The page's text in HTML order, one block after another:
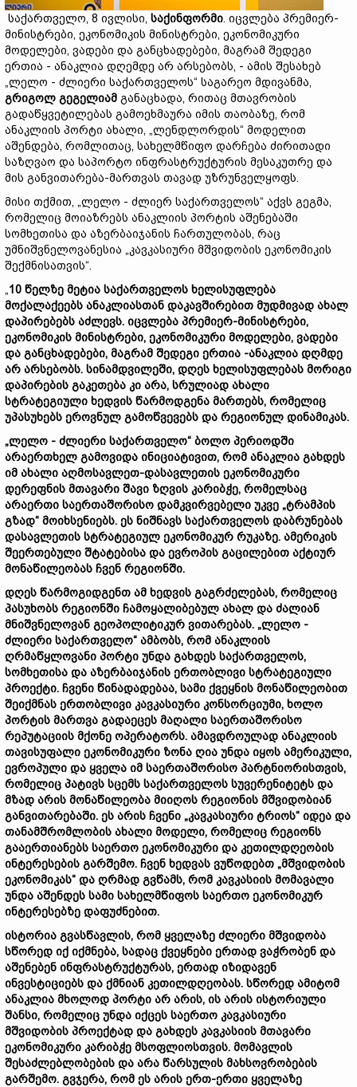
საქართველო, 8 ივლისი, საქინფორმი. იცვლება პრემიერ-
მინისტრები, ეკონომიკის მინისტრები, ეკონომიკური
მოდელები, ვადები და განცხადებები, მაგრამ შედეგი
ერთია - ანაკლია დღემდე არ არსებობს, - ამის შესახებ
„ლელო - ძლიერი საქართველოს“ საგარეო მდივანმა,
გრიგოლ გეგელიამ განაცხადა, რითაც მთავრობის
გადაწყვეტილებას გამოეხმაურა იმის თაობაზე, რომ
ანაკლიის პორტი ახალი, „ლენდლორდის“ მოდელით
აშენდება, რომლითაც, სახელმწიფო დარჩება ძირითადი
საზღვაო და საპორტო ინფრასტრუქტურის მესაკუთრე და
მის განვითარება-მართვას თავად უზრუნველყოფს.
მისი თქმით, „ლელო - ძლიერ საქართველოს“ აქვს გეგმა,
რომელიც მოიაზრებს ანაკლიის პორტის აშენებაში
სომხეთისა და აზერბაიჯანის ჩართულობას, რაც
უმნიშვნელოვანესია „კავკასიური მშვიდობის ეკონომიკის
შექმნისათვის“.
„10 წელზე მეტია საქართველოს ხელისუფლება
მოქალაქეებს ანაკლიასთან დაკავშირებით მუდმივად ახალ
დაპირებებს აძლევს. იცვლება პრემიერ-მინისტრები,
ეკონომიკის მინისტრები, ეკონომიკური მოდელები, ვადები
და განცხადებები, მაგრამ შედეგი ერთია -ანაკლია დღმდე
არ არსებობს. სინამდვილეში, დღეს ხელისუფლებას მორიგი
დაპირების გაკეთება კი არა, სრულიად ახალი
სტრატეგიული ხედვის წარმოდგენა მართებს, რომელიც
უპასუხებს ეროვნულ გამოწვევებს და რეგიონულ დინამიკას.
„ლელო - ძლიერი საქართველო“ ბოლო პერიოდში
არაერთხელ გამოვიდა ინიციატივით, რომ ანაკლია გახდეს
იმ ახალი აღმოსავლეთ-დასავლეთის ეკონომიკური
დერეფნის მთავარი შავი ზღვის კარიბჭე, რომელსაც
არაერთი საერთაშორისო დამკვირვებელი უკვე „ტრამპის
გზად“ მოიხსენიებს. ეს ნიშნავს საქართველოს დაბრუნებას
დასავლეთის სტრატეგიულ ეკონომიკურ რუკაზე. ამერიკის
შეერთებული შტატებისა და ევროპის გაცილებით აქტიურ
მონაწილეობას ჩვენ რეგიონში.
დღეს წარმოგიდგენთ ამ ხედვის გაგრძელებას, რომელიც
პასუხობს რეგიონში ჩამოყალიბებულ ახალ და ძალიან
მნიშვნელოვან გეოპოლიტიკურ ვითარებას. „ლელო -
ძლიერი საქართველო“ ამბობს, რომ ანაკლიის
ღრმაწყლოვანი პორტი უნდა გახდეს საქართველოს,
სომხეთისა და აზერბაიჯანის ერთობლივი სტრატეგიული
პროექტი. ჩვენი წინადადებაა, სამი ქვეყნის მონაწილეობით
შეიქმნას ერთობლივი კავკასიური კონსორციუმი, ხოლო
პორტის მართვა გადაეცეს მაღალი საერთაშორისო
რეპუტაციის მქონე ოპერატორს. ამავდროულად ანაკლიის
თავისუფალი ეკონომიკური ზონა ღია უნდა იყოს ამერიკული,
ევროპული და ყველა იმ საერთაშორისო პარტნიორისთვის,
რომელიც პატივს სცემს საქართველოს სუვერენიტეტს და
მზად არის მონაწილეობა მიიღოს რეგიონის მშვიდობიან
განვითარებაში. ეს არის ჩვენი „კავკასიური ტრიოს“ იდეა და
თანამშრომლობის ახალი მოდელი, რომელიც რეგიონს
გააერთიანებს საერთო ეკონომიკური და კეთილდღეობის
ინტერესების გარშემო. ჩვენ ხედვას ვუწოდებთ „მშვიდობის
ეკონომიკას“ და ღრმად გვწამს, რომ კავკასიის მომავალი
უნდა აშენდეს სამი სახელმწიფოს საერთო ეკონომიკურ
ინტერესებზე დაფუძნებით.
ისტორია გვასწავლის, რომ ყველაზე ძლიერი მშვიდობა
სწორედ იქ იქმნება, სადაც ქვეყნები ერთად ვაჭრობენ და
აშენებენ ინფრასტრუქტურას, ერთად იზიდავენ
ინვესტიციებს და ქმნიან კეთილდღეობას. სწორედ ამიტომ
ანაკლია მხოლოდ პორტი არ არის, ის არის ისტორიული
შანსი, რომელიც უნდა იქცეს საერთო კავკასიური
მშვიდობის პროექტად და გახდეს კავკასიის მთავარი
ეკონომიკური კარიბჭე მსოფლიოსთვის. მომავლის
შესაძლებლობების და არა წარსულის მახსოვრობების
გარშემო. გვჯერა, რომ ეს არის ერთ-ერთი ყველაზე